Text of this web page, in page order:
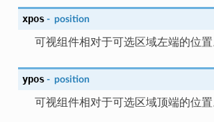
xpos - position
可视组件相对于可选区域左端的位置
ypos - position
可视组件相对于可选区域顶端的位置